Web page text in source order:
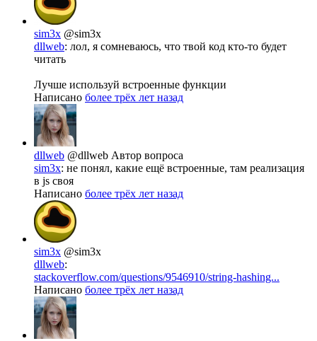
sim3x @sim3x
dllweb: лол, я сомневаюсь, что твой код кто-то будет
читать
Лучше используй встроенные функции
Написано более трёх лет назад
dllweb @dllweb Автор вопроса
sim3x: не понял, какие ещё встроенные, там реализация
в js своя
Написано более трёх лет назад
sim3x @sim3x
dllweb:
stackoverflow.com/questions/9546910/string-hashing...
Написано более трёх лет назад